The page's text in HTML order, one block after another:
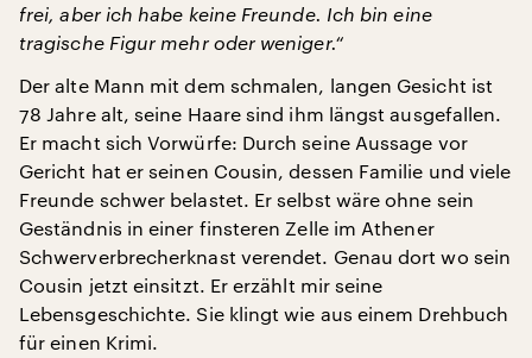
frei, aber ich habe keine Freunde. Ich bin eine
tragische Figur mehr oder weniger.“
Der alte Mann mit dem schmalen, langen Gesicht ist
78 Jahre alt, seine Haare sind ihm längst ausgefallen.
Er macht sich Vorwürfe: Durch seine Aussage vor
Gericht hat er seinen Cousin, dessen Familie und viele
Freunde schwer belastet. Er selbst wäre ohne sein
Geständnis in einer finsteren Zelle im Athener
Schwerverbrecherknast verendet. Genau dort wo sein
Cousin jetzt einsitzt. Er erzählt mir seine
Lebensgeschichte. Sie klingt wie aus einem Drehbuch
für einen Krimi.